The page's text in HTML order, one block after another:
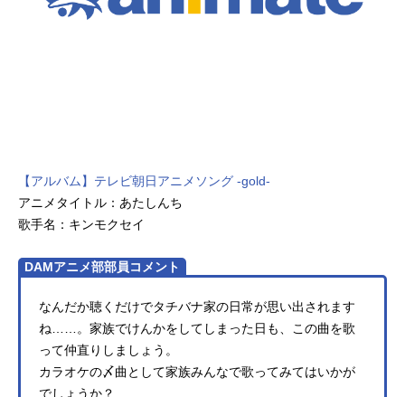
【アルバム】テレビ朝日アニメソング -gold-
アニメタイトル：あたしんち
歌手名：キンモクセイ
DAMアニメ部部員コメント
なんだか聴くだけでタチバナ家の日常が思い出されます
ね……。家族でけんかをしてしまった日も、この曲を歌
って仲直りしましょう。
カラオケの〆曲として家族みんなで歌ってみてはいかが
でしょうか？